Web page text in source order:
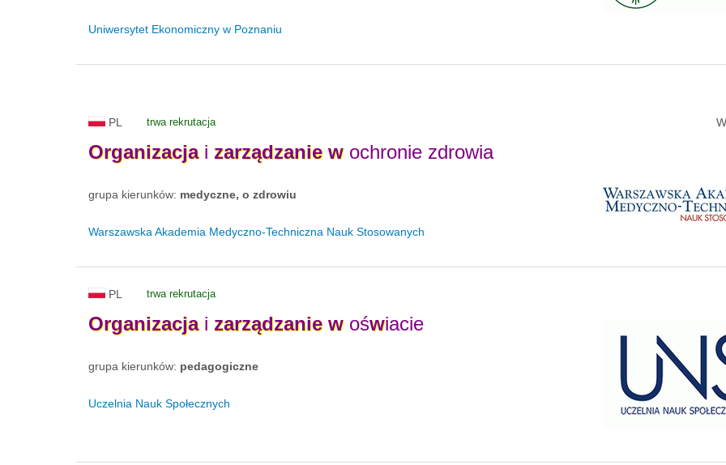
Uniwersytet Ekonomiczny w Poznaniu
PL trwa rekrutacja
Organizacjai zarządzanie wochronie zdrowia
grupa kierunków: medyczne, o zdrowiu
Warszawska Akademia Medyczno-Techniczna Nauk Stosowanych
PL trwa rekrutacja
Organizacjai zarządzanie woświacie
grupa kierunków: pedagogiczne
Uczelnia Nauk Społecznych